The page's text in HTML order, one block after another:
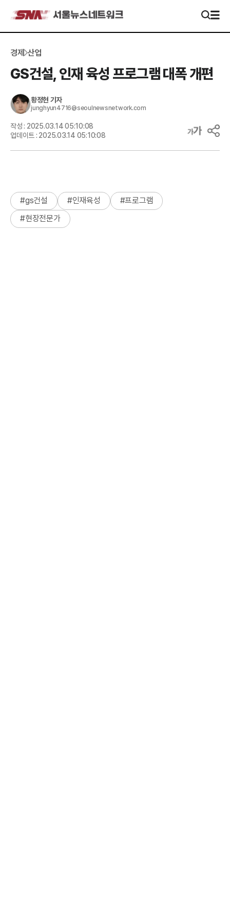
경제 산업
GS건설, 인재 육성 프로그램 대폭 개편
황정현 기자
junghyun4716@seoulnewsnetwork.com
작성 : 2025.03.14 05:10:08
업데이트 : 2025.03.14 05:10:08
#gs건설 #인재육성 #프로그램
#현장전문가